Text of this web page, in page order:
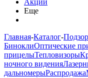
Акции
Еще
Главная-Каталог-
БиноклиОптические
прицелыТепловизоры
ночного видения
дальномерыРаспродажа